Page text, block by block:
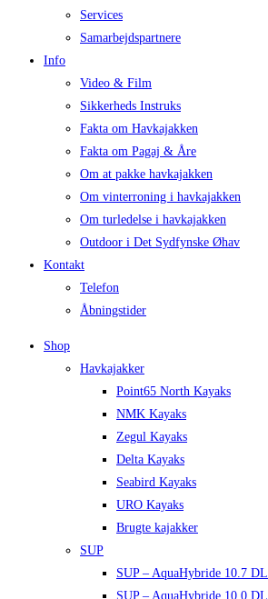
Services
Samarbejdspartnere
Info
Video & Film
Sikkerheds Instruks
Fakta om Havkajakken
Fakta om Pagaj & Åre
Om at pakke havkajakken
Om vinterroning i havkajakken
Om turledelse i havkajakken
Outdoor i Det Sydfynske Øhav
Kontakt
Telefon
Åbningstider
Shop
Havkajakker
Point65 North Kayaks
NMK Kayaks
Zegul Kayaks
Delta Kayaks
Seabird Kayaks
URO Kayaks
Brugte kajakker
SUP
SUP – AquaHybride 10.7 DL
SUP – AquaHybride 10.0 DL